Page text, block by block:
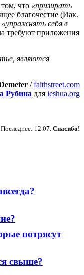
что «призирать
благочестие (Иак.
«упражнять себя в
требуют приложения
являются
/faithstreet.com
Рубина для ieshua.org
Последнее: 12.07. Спасибо!
потрясут
свыше?